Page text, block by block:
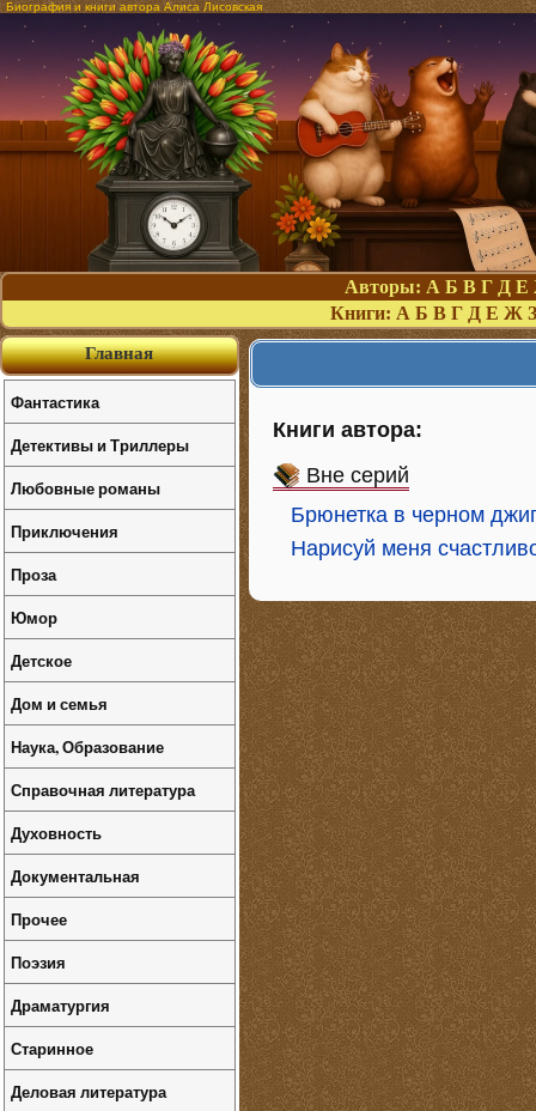
Биография и книги автора Алиса Лисовская
Авторы: А Б В Г Д Е
Книги: А Б В Г Д Е Ж З
Книги автора:
Вне серий
Брюнетка в черном
Нарисуй меня
Главная
Фантастика
Детективы и Триллеры
Любовные романы
Приключения
Проза
Юмор
Детское
Дом и семья
Наука, Образование
Справочная литература
Духовность
Документальная
Прочее
Поэзия
Драматургия
Старинное
Деловая литература